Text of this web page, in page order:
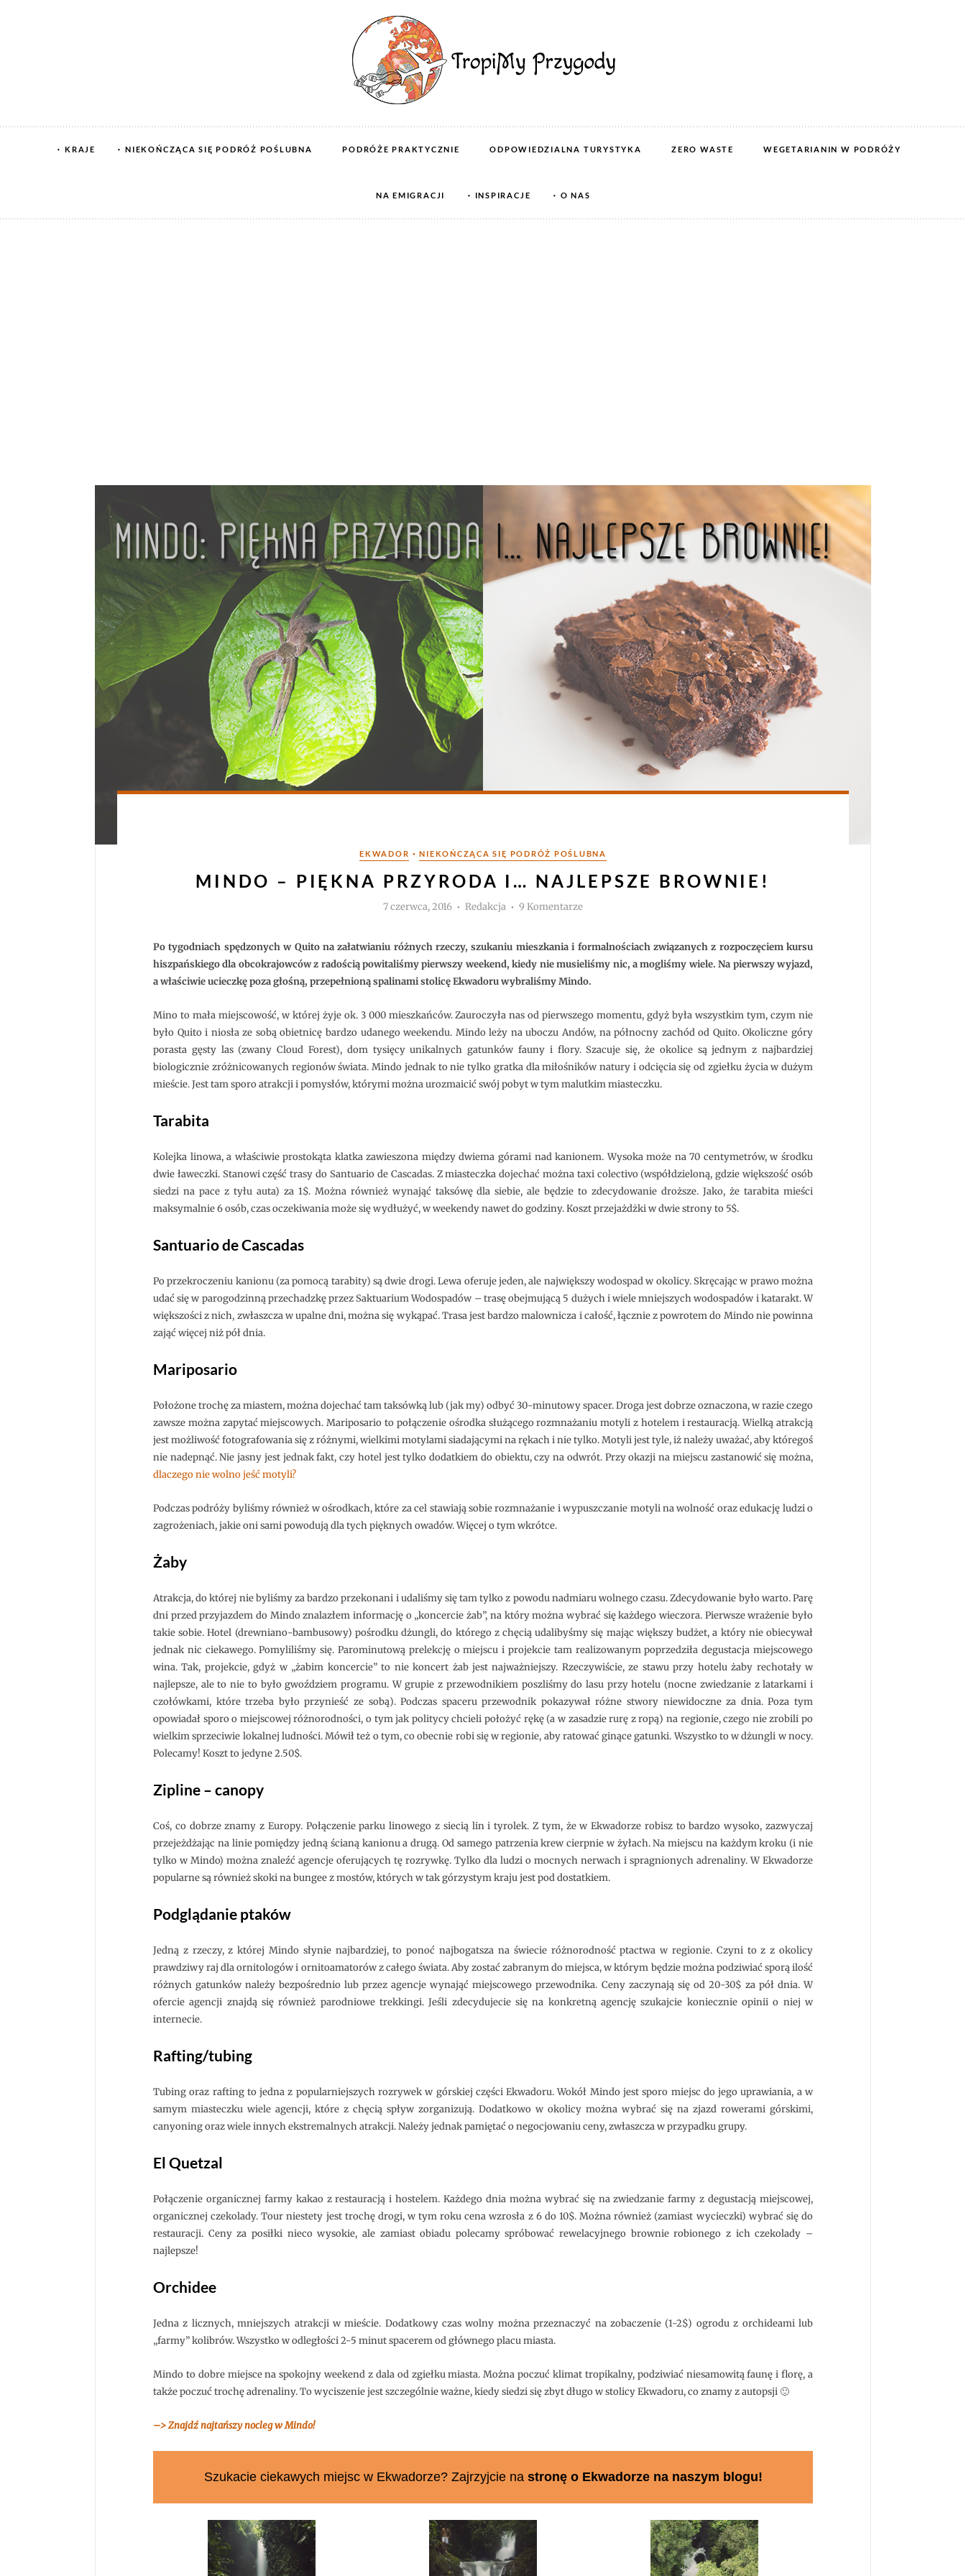
KRAJE NIEKOŃCZĄCA SIĘ PODRÓŻ POŚLUBNA PODRÓŻE PRAKTYCZNIE ODPOWIEDZIALNA TURYSTYKA ZERO WASTE WEGETARIANIN W PODRÓŻY
NA EMIGRACJI INSPIRACJE O NAS
Kategorie
EKWADOR • NIEKOŃCZĄCA SIĘ PODRÓŻ POŚLUBNA
MINDO – PIĘKNA PRZYRODA I… NAJLEPSZE BROWNIE!
7 czerwca, 2016 Autor
Redakcja 9 Komentarzedo
przyroda
i…
najlepsze
brownie!
Po tygodniach spędzonych w Quito na załatwianiu różnych rzeczy, szukaniu mieszkania i formalnościach związanych z rozpoczęciem kursu
hiszpańskiego dla obcokrajowców z radością powitaliśmy pierwszy weekend, kiedy nie musieliśmy nic, a mogliśmy wiele. Na pierwszy wyjazd,
a właściwie ucieczkę poza głośną, przepełnioną spalinami stolicę Ekwadoru wybraliśmy Mindo.
Mino to mała miejscowość, w której żyje ok. 3 000 mieszkańców. Zauroczyła nas od pierwszego momentu, gdyż była wszystkim tym, czym nie
było Quito i niosła ze sobą obietnicę bardzo udanego weekendu. Mindo leży na uboczu Andów, na północny zachód od Quito. Okoliczne góry
porasta gęsty las (zwany Cloud Forest), dom tysięcy unikalnych gatunków fauny i flory. Szacuje się, że okolice są jednym z najbardziej
biologicznie zróżnicowanych regionów świata. Mindo jednak to nie tylko gratka dla miłośników natury i odcięcia się od zgiełku życia w dużym
mieście. Jest tam sporo atrakcji i pomysłów, którymi można urozmaicić swój pobyt w tym malutkim miasteczku.
Tarabita
Kolejka linowa, a właściwie prostokąta klatka zawieszona między dwiema górami nad kanionem. Wysoka może na 70 centymetrów, w środku
dwie ławeczki. Stanowi część trasy do Santuario de Cascadas. Z miasteczka dojechać można taxi colectivo (współdzieloną, gdzie większość osób
siedzi na pace z tyłu auta) za 1$. Można również wynająć taksówę dla siebie, ale będzie to zdecydowanie droższe. Jako, że tarabita mieści
maksymalnie 6 osób, czas oczekiwania może się wydłużyć, w weekendy nawet do godziny. Koszt przejażdżki w dwie strony to 5$.
Santuario de Cascadas
Po przekroczeniu kanionu (za pomocą tarabity) są dwie drogi. Lewa oferuje jeden, ale największy wodospad w okolicy. Skręcając w prawo można
udać się w parogodzinną przechadzkę przez Saktuarium Wodospadów – trasę obejmującą 5 dużych i wiele mniejszych wodospadów i katarakt. W
większości z nich, zwłaszcza w upalne dni, można się wykąpać. Trasa jest bardzo malownicza i całość, łącznie z powrotem do Mindo nie powinna
zająć więcej niż pół dnia.
Mariposario
Położone trochę za miastem, można dojechać tam taksówką lub (jak my) odbyć 30-minutowy spacer. Droga jest dobrze oznaczona, w razie czego
zawsze można zapytać miejscowych. Mariposario to połączenie ośrodka służącego rozmnażaniu motyli z hotelem i restauracją. Wielką atrakcją
jest możliwość fotografowania się z różnymi, wielkimi motylami siadającymi na rękach i nie tylko. Motyli jest tyle, iż należy uważać, aby któregoś
nie nadepnąć. Nie jasny jest jednak fakt, czy hotel jest tylko dodatkiem do obiektu, czy na odwrót. Przy okazji na miejscu zastanowić się można,
dlaczego nie wolno jeść motyli?
Podczas podróży byliśmy również w ośrodkach, które za cel stawiają sobie rozmnażanie i wypuszczanie motyli na wolność oraz edukację ludzi o
zagrożeniach, jakie oni sami powodują dla tych pięknych owadów. Więcej o tym wkrótce.
Żaby
Atrakcja, do której nie byliśmy za bardzo przekonani i udaliśmy się tam tylko z powodu nadmiaru wolnego czasu. Zdecydowanie było warto. Parę
dni przed przyjazdem do Mindo znalazłem informację o „koncercie żab”, na który można wybrać się każdego wieczora. Pierwsze wrażenie było
takie sobie. Hotel (drewniano-bambusowy) pośrodku dżungli, do którego z chęcią udalibyśmy się mając większy budżet, a który nie obiecywał
jednak nic ciekawego. Pomyliliśmy się. Parominutową prelekcję o miejscu i projekcie tam realizowanym poprzedziła degustacja miejscowego
wina. Tak, projekcie, gdyż w „żabim koncercie” to nie koncert żab jest najważniejszy. Rzeczywiście, ze stawu przy hotelu żaby rechotały w
najlepsze, ale to nie to było gwoździem programu. W grupie z przewodnikiem poszliśmy do lasu przy hotelu (nocne zwiedzanie z latarkami i
czołówkami, które trzeba było przynieść ze sobą). Podczas spaceru przewodnik pokazywał różne stwory niewidoczne za dnia. Poza tym
opowiadał sporo o miejscowej różnorodności, o tym jak politycy chcieli położyć rękę (a w zasadzie rurę z ropą) na regionie, czego nie zrobili po
wielkim sprzeciwie lokalnej ludności. Mówił też o tym, co obecnie robi się w regionie, aby ratować ginące gatunki. Wszystko to w dżungli w nocy.
Polecamy! Koszt to jedyne 2.50$.
Zipline – canopy
Coś, co dobrze znamy z Europy. Połączenie parku linowego z siecią lin i tyrolek. Z tym, że w Ekwadorze robisz to bardzo wysoko, zazwyczaj
przejeżdżając na linie pomiędzy jedną ścianą kanionu a drugą. Od samego patrzenia krew cierpnie w żyłach. Na miejscu na każdym kroku (i nie
tylko w Mindo) można znaleźć agencje oferujących tę rozrywkę. Tylko dla ludzi o mocnych nerwach i spragnionych adrenaliny. W Ekwadorze
popularne są również skoki na bungee z mostów, których w tak górzystym kraju jest pod dostatkiem.
Podglądanie ptaków
Jedną z rzeczy, z której Mindo słynie najbardziej, to ponoć najbogatsza na świecie różnorodność ptactwa w regionie. Czyni to z z okolicy
prawdziwy raj dla ornitologów i ornitoamatorów z całego świata. Aby zostać zabranym do miejsca, w którym będzie można podziwiać sporą ilość
różnych gatunków należy bezpośrednio lub przez agencje wynająć miejscowego przewodnika. Ceny zaczynają się od 20-30$ za pół dnia. W
ofercie agencji znajdą się również parodniowe trekkingi. Jeśli zdecydujecie się na konkretną agencję szukajcie koniecznie opinii o niej w
internecie.
Rafting/tubing
Tubing oraz rafting to jedna z popularniejszych rozrywek w górskiej części Ekwadoru. Wokół Mindo jest sporo miejsc do jego uprawiania, a w
samym miasteczku wiele agencji, które z chęcią spływ zorganizują. Dodatkowo w okolicy można wybrać się na zjazd rowerami górskimi,
canyoning oraz wiele innych ekstremalnych atrakcji. Należy jednak pamiętać o negocjowaniu ceny, zwłaszcza w przypadku grupy.
El Quetzal
Połączenie organicznej farmy kakao z restauracją i hostelem. Każdego dnia można wybrać się na zwiedzanie farmy z degustacją miejscowej,
organicznej czekolady. Tour niestety jest trochę drogi, w tym roku cena wzrosła z 6 do 10$. Można również (zamiast wycieczki) wybrać się do
restauracji. Ceny za posiłki nieco wysokie, ale zamiast obiadu polecamy spróbować rewelacyjnego brownie robionego z ich czekolady –
najlepsze!
Orchidee
Jedna z licznych, mniejszych atrakcji w mieście. Dodatkowy czas wolny można przeznaczyć na zobaczenie (1-2$) ogrodu z orchideami lub
„farmy” kolibrów. Wszystko w odległości 2-5 minut spacerem od głównego placu miasta.
Mindo to dobre miejsce na spokojny weekend z dala od zgiełku miasta. Można poczuć klimat tropikalny, podziwiać niesamowitą faunę i florę, a
także poczuć trochę adrenaliny. To wyciszenie jest szczególnie ważne, kiedy siedzi się zbyt długo w stolicy Ekwadoru, co znamy z autopsji 🙂
–> Znajdź najtańszy nocleg w Mindo!
Szukacie ciekawych miejsc w Ekwadorze? Zajrzyjcie na stronę o Ekwadorze na naszym blogu!